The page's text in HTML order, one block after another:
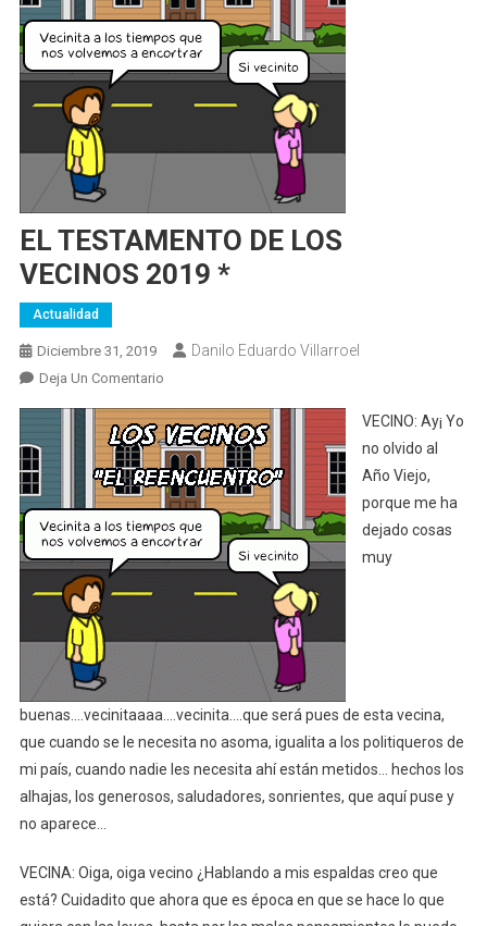
EL TESTAMENTO DE LOS
VECINOS 2019 *
Actualidad
Diciembre 31, 2019 Danilo Eduardo Villarroel
Deja Un ComentarioEn
TESTAMENTO
DE
LOS
VECINOS
2019
VECINO: Ay¡ Yo
no olvido al
Año Viejo,
porque me ha
dejado cosas
muy
buenas….vecinitaaaa….vecinita….que será pues de esta vecina,
que cuando se le necesita no asoma, igualita a los politiqueros de
mi país, cuando nadie les necesita ahí están metidos… hechos los
alhajas, los generosos, saludadores, sonrientes, que aquí puse y
no aparece…
VECINA: Oiga, oiga vecino ¿Hablando a mis espaldas creo que
está? Cuidadito que ahora que es época en que se hace lo que